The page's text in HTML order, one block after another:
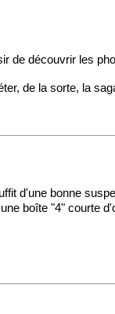
de découvrir les
de la sorte, la
d'une bonne
boîte "4" courte